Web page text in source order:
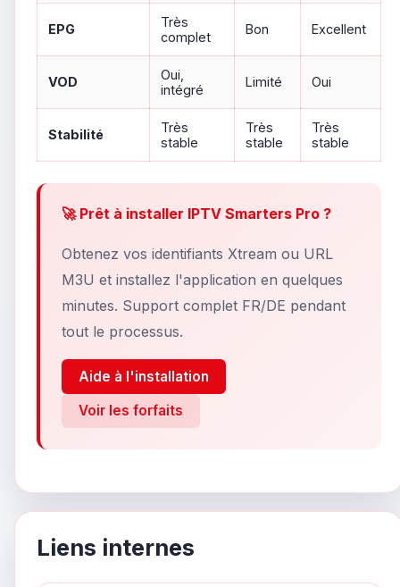
EPG
Très
complet
Bon Excellent
VOD
Oui,
intégré
Limité Oui
Stabilité
Très
stable
Très
stable
Très
stable
🚀 Prêt à installer IPTV Smarters Pro ?
Obtenez vos identifiants Xtream ou URL
M3U et installez l'application en quelques
minutes. Support complet FR/DE pendant
tout le processus.
Aide à l'installation
Voir les forfaits
Liens internes